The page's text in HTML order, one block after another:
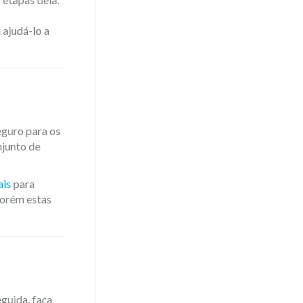
lo a
para os
de
para
estas
faça